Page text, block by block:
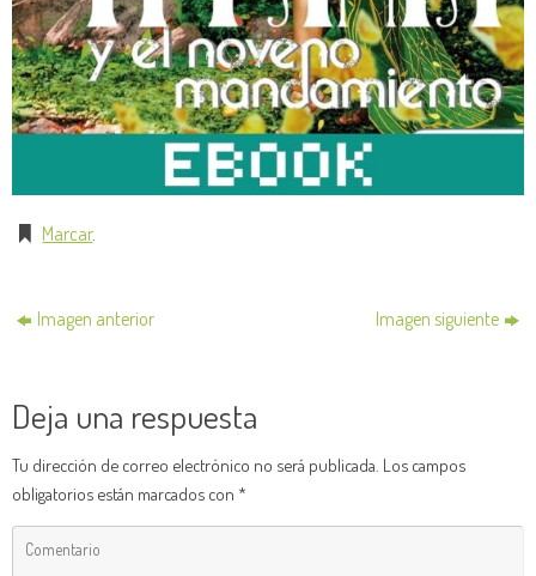
Marcar.
Imagen anterior Imagen siguiente
Deja una respuesta
Tu dirección de correo electrónico no será publicada. Los campos
obligatorios están marcados con *